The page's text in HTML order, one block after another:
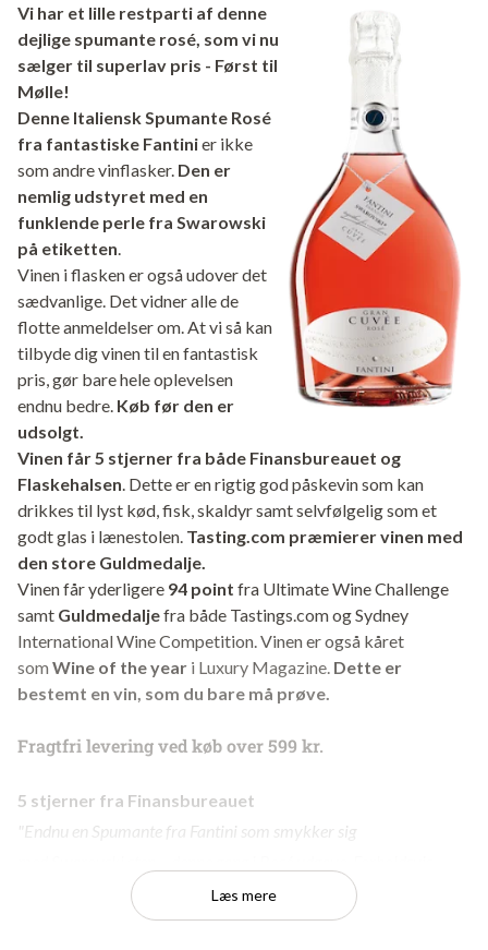
Vi har et lille restparti af denne
dejlige spumante rosé, som vi nu
sælger til superlav pris - Først til
Mølle!
Denne Italiensk Spumante Rosé
fra fantastiske Fantini​er ikke
som andre vinflasker. Den er
nemlig udstyret med en
funklende perle fra Swarowski
på etiketten
Vinen i flasken er også udover det
sædvanlige. Det vidner alle de
flotte anmeldelser om. At vi så kan
tilbyde dig vinen til en fantastisk
pris, gør bare hele oplevelsen
endnu bedre. Køb før den er
udsolgt.
Vinen får 5 stjerner fra både Finansbureauet og
Flaskehalsen . Dette er en rigtig god påskevin som kan
drikkes til lyst kød, fisk, skaldyr samt selvfølgelig som et
godt glas i lænestolen. Tasting.com præmierer vinen med
den store Guldmedalje.
Vinen får yderligere 94 point fra Ultimate Wine Challenge
samt Guldmedaljefra både Tastings.com og Sydney
International Wine Competition. Vinen er også kåret
som Wine of the year i Luxury Magazine. Dette er
bestemt en vin, som du bare må prøve.
Fragtfri levering ved køb over 599 kr.
5 stjerner fra Finansbureauet
"Endnu en Spumante fra Fantini som smykker sig
voluminøs vin med aromatisk næse med dominans af hindbær og
hasselnødder, fyldig mund med blød mousse og toner af fersken
Læs mere